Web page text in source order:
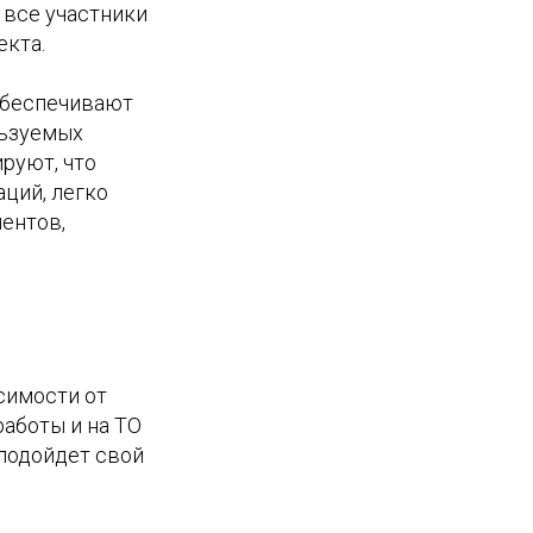
участники
что
легко
от
и на ТО
свой